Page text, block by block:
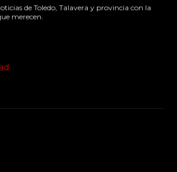
de Toledo, Talavera y provincia con la
merecen.